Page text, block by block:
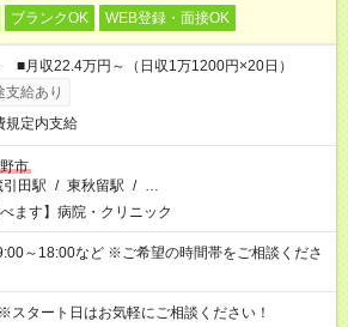
ブランクOK WEB登録・面接OK
■月収22.4万円～（日収1万1200円×20日）
支給あり
規定内支給
市
引田駅 / 東秋留駅 / …
べます】病院・クリニック
～18:00など ※ご希望の時間帯をご相談くださ
タート日はお気軽にご相談ください！